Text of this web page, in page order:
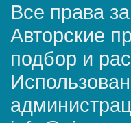
Все права
Авторские
подбор и